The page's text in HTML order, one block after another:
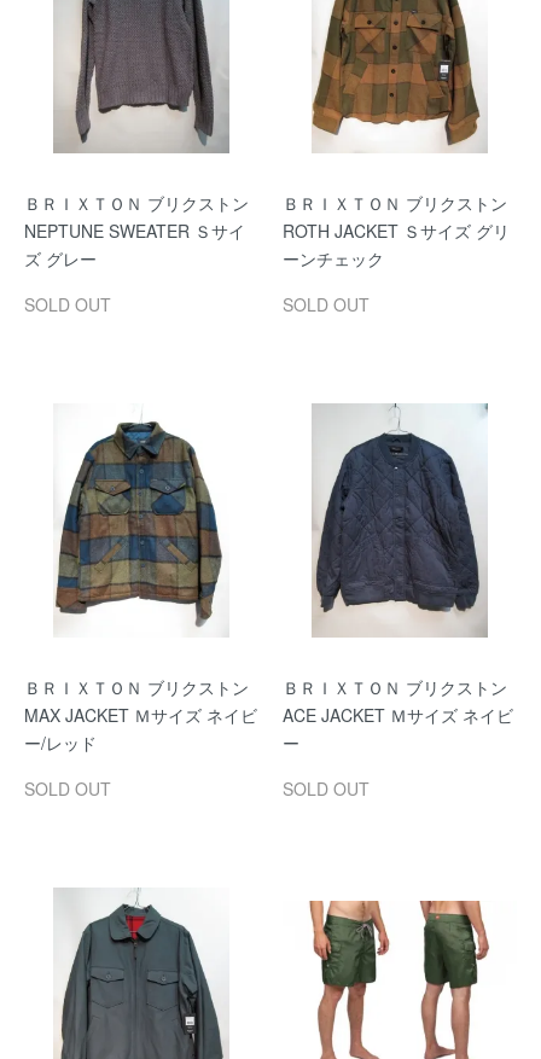
ＢＲＩＸＴＯＮ ブリクストン
NEPTUNE SWEATER Ｓサイ
ズ グレー
SOLD OUT
ＢＲＩＸＴＯＮ ブリクストン
ROTH JACKET Ｓサイズ グリ
ーンチェック
SOLD OUT
ＢＲＩＸＴＯＮ ブリクストン
MAX JACKET Ｍサイズ ネイビ
ー/レッド
SOLD OUT
ＢＲＩＸＴＯＮ ブリクストン
ACE JACKET Ｍサイズ ネイビ
ー
SOLD OUT